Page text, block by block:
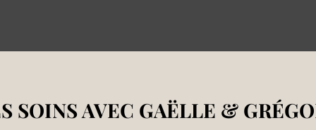
SOINS AVEC GAËLLE &